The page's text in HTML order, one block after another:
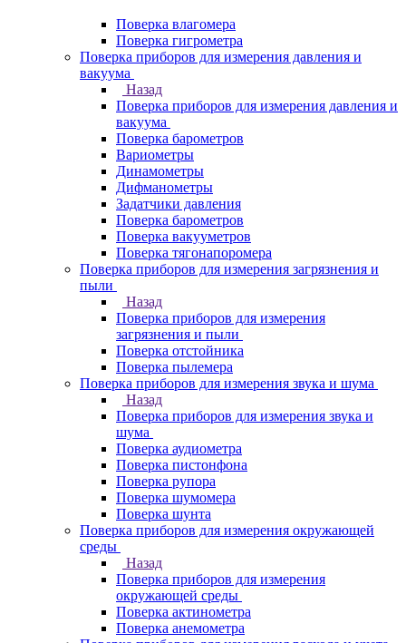
Поверка влагомера
Поверка гигрометра
Поверка приборов для измерения давления и
вакуума
Назад
Поверка приборов для измерения давления и
вакуума
Поверка барометров
Вариометры
Динамометры
Дифманометры
Задатчики давления
Поверка барометров
Поверка вакууметров
Поверка тягонапоромера
Поверка приборов для измерения загрязнения и
пыли
Назад
Поверка приборов для измерения
загрязнения и пыли
Поверка отстойника
Поверка пылемера
Поверка приборов для измерения звука и шума
Назад
Поверка приборов для измерения звука и
шума
Поверка аудиометра
Поверка пистонфона
Поверка рупора
Поверка шумомера
Поверка шунта
Поверка приборов для измерения окружающей
среды
Назад
Поверка приборов для измерения
окружающей среды
Поверка актинометра
Поверка анемометра